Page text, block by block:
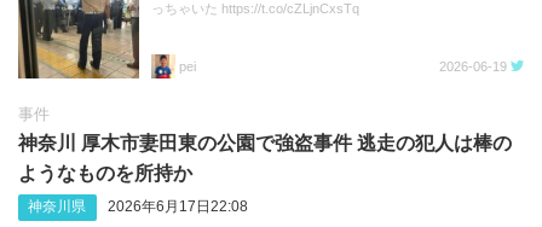
っちゃいた https://t.co/cZLjnCxsTq
pei 2026-06-19
事件
神奈川 厚木市妻田東の公園で強盗事件 逃走の犯人は棒の
ようなものを所持か
神奈川県 2026年6月17日22:08